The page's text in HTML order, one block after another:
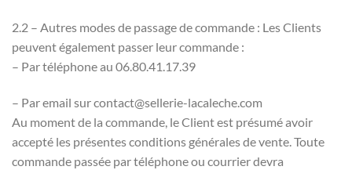
2.2 – Autres modes de passage de commande : Les Clients
peuvent également passer leur commande :
– Par téléphone au 06.80.41.17.39
– Par email sur contact@sellerie-lacaleche.com
Au moment de la commande, le Client est présumé avoir
accepté les présentes conditions générales de vente. Toute
commande passée par téléphone ou courrier devra